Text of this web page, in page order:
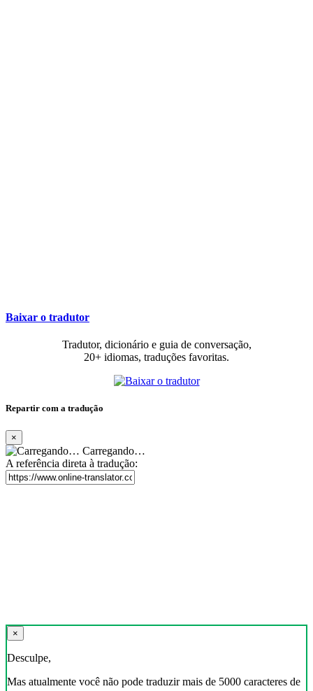
Baixar o tradutor
Tradutor, dicionário e guia de conversação,
20+ idiomas, traduções favoritas.
Repartir com a tradução
×
Carregando…
A referência direta à tradução:
×
Desculpe,
Mas atualmente você não pode traduzir mais de 5000 caracteres de